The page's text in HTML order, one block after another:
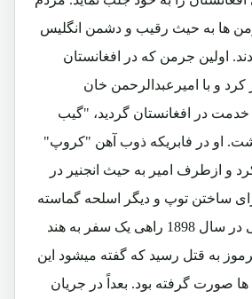
ها به حیث رقیب و دشمن انگلیس
اولین جرمن که در افغانستان
و با امیرعبدالرحمن خان
خدمت در افغانستان گردید، "گیب
او در فابریکه ذوب آهن "کروپ"
و ازطرف امیر به حیث انجنیر در
ساختن توپ و دیگر اسلحه گماسته
شد. این شخص وقتی در سال 1898 راهی یک سفر به هند
به قتل رسید که گفته میشود این
صورت گرفته بود. بعداً در جریان